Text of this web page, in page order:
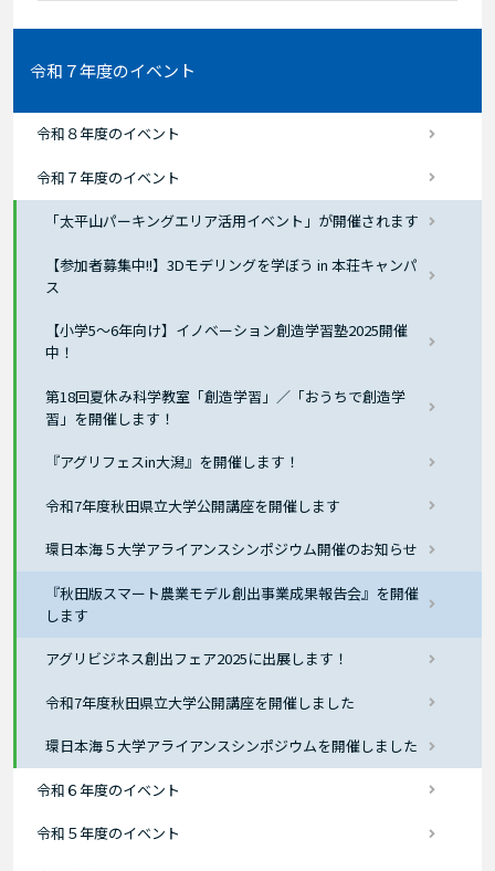
令和７年度のイベント
令和８年度のイベント
令和７年度のイベント
「太平山パーキングエリア活用イベント」が開催されます
【参加者募集中!!】3Dモデリングを学ぼう in 本荘キャンパ
ス
【小学5～6年向け】イノベーション創造学習塾2025開催
中！
第18回夏休み科学教室「創造学習」／「おうちで創造学
習」を開催します！
『アグリフェスin大潟』を開催します！
令和7年度秋田県立大学公開講座を開催します
環日本海５大学アライアンスシンポジウム開催のお知らせ
『秋田版スマート農業モデル創出事業成果報告会』を開催
します
アグリビジネス創出フェア2025に出展します！
令和7年度秋田県立大学公開講座を開催しました
環日本海５大学アライアンスシンポジウムを開催しました
令和６年度のイベント
令和５年度のイベント